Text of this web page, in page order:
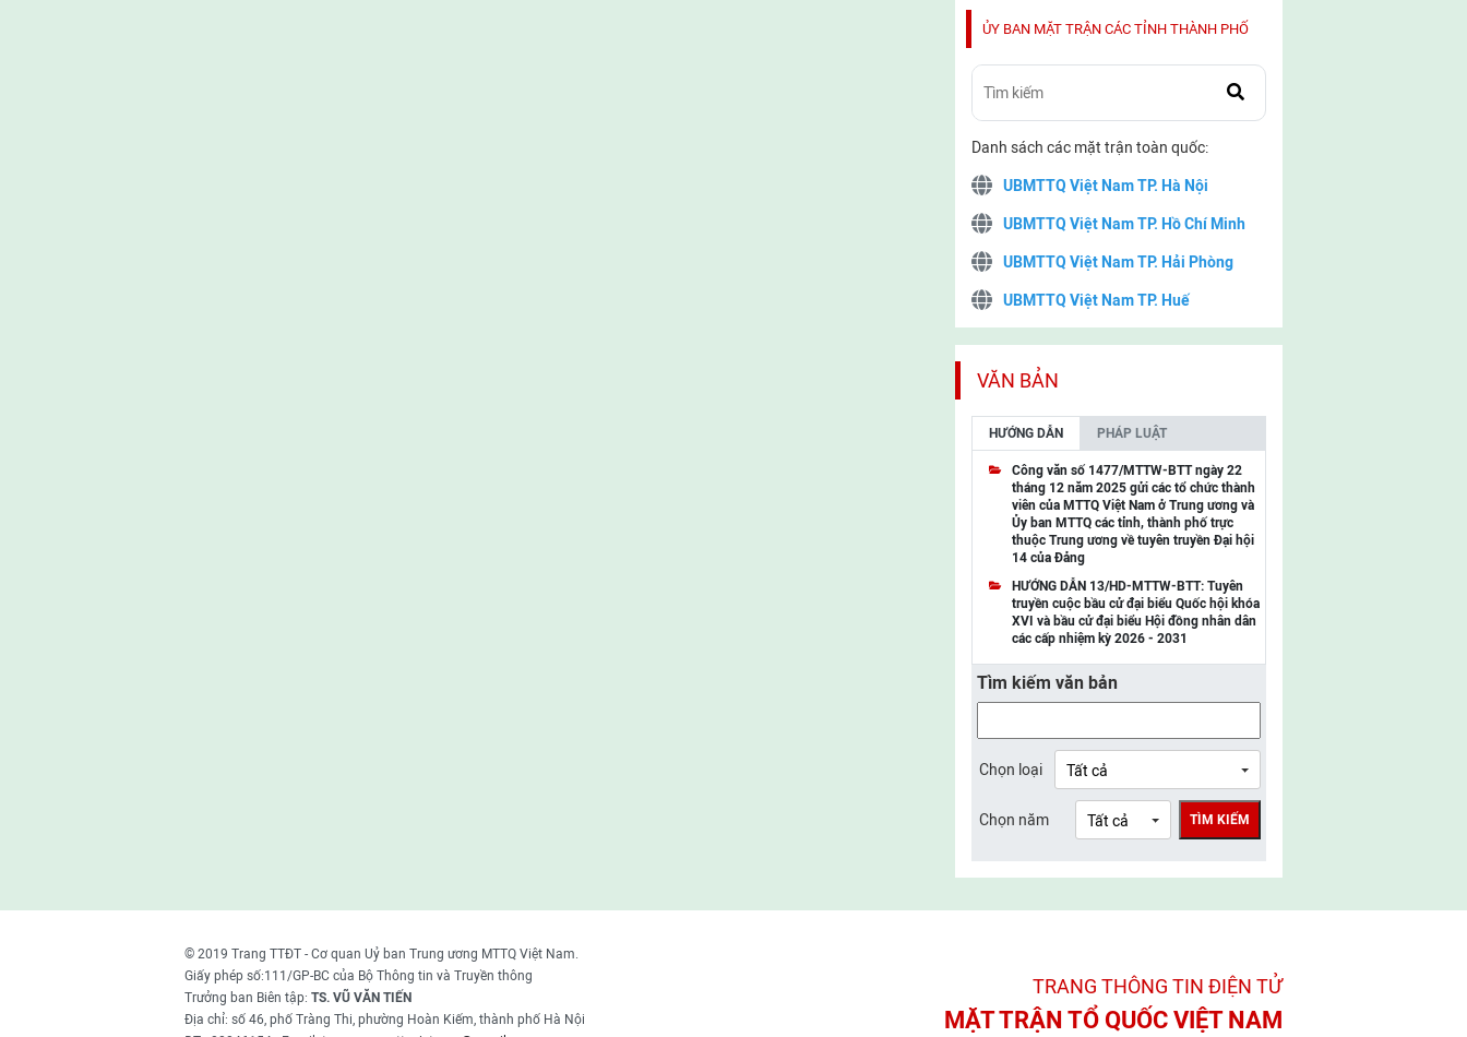
ỦY BAN MẶT TRẬN CÁC TỈNH THÀNH PHỐ
Danh sách các mặt trận toàn quốc:
UBMTTQ Việt Nam TP. Hà Nội
UBMTTQ Việt Nam TP. Hồ Chí Minh
UBMTTQ Việt Nam TP. Hải Phòng
UBMTTQ Việt Nam TP. Huế
UBMTTQ Việt Nam TP. Cần Thơ
UBMTTQ Việt Nam tỉnh Quảng Ninh
UBMTTQ Việt Nam tỉnh Cao Bằng
UBMTTQ Việt Nam tỉnh Lạng Sơn
UBMTTQ Việt Nam tỉnh Lai Châu
UBMTTQ Việt Nam tỉnh Điện Biên
UBMTTQ Việt Nam tỉnh Sơn La
UBMTTQ Việt Nam tỉnh Thanh Hóa
UBMTTQ Việt Nam tỉnh Nghệ An
UBMTTQ Việt Nam tỉnh Lào Cai
UBMTTQ Việt Nam tỉnh Thái Nguyên
UBMTTQ Việt Nam tỉnh Bắc Ninh
UBMTTQ Việt Nam tỉnh Ninh Bình
UBMTTQ Việt Nam tỉnh Quảng Trị
VĂN BẢN
HƯỚNG DẪN PHÁP LUẬT
Công văn số 1477/MTTW-BTT ngày 22
tháng 12 năm 2025 gửi các tổ chức thành
viên của MTTQ Việt Nam ở Trung ương và
Ủy ban MTTQ các tỉnh, thành phố trực
thuộc Trung ương về tuyên truyền Đại hội
14 của Đảng
HƯỚNG DẪN 13/HD-MTTW-BTT: Tuyên
truyền cuộc bầu cử đại biểu Quốc hội khóa
XVI và bầu cử đại biểu Hội đồng nhân dân
các cấp nhiệm kỳ 2026 - 2031
Tìm kiếm văn bản
Chọn loại
Chọn năm TÌM KIẾM
© 2019 Trang TTĐT - Cơ quan Uỷ ban Trung ương MTTQ Việt Nam.
Giấy phép số:111/GP-BC của Bộ Thông tin và Truyền thông
Trưởng ban Biên tập: TS. VŨ VĂN TIẾN
Địa chỉ: số 46, phố Tràng Thi, phường Hoàn Kiếm, thành phố Hà Nội
TRANG THÔNG TIN ĐIỆN TỬ­
MẶT TRẬN TỔ QUỐC VIỆT NAM